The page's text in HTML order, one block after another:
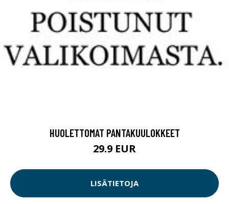
HUOLETTOMAT PANTAKUULOKKEET
29.9 EUR
LISÄTIETOJA